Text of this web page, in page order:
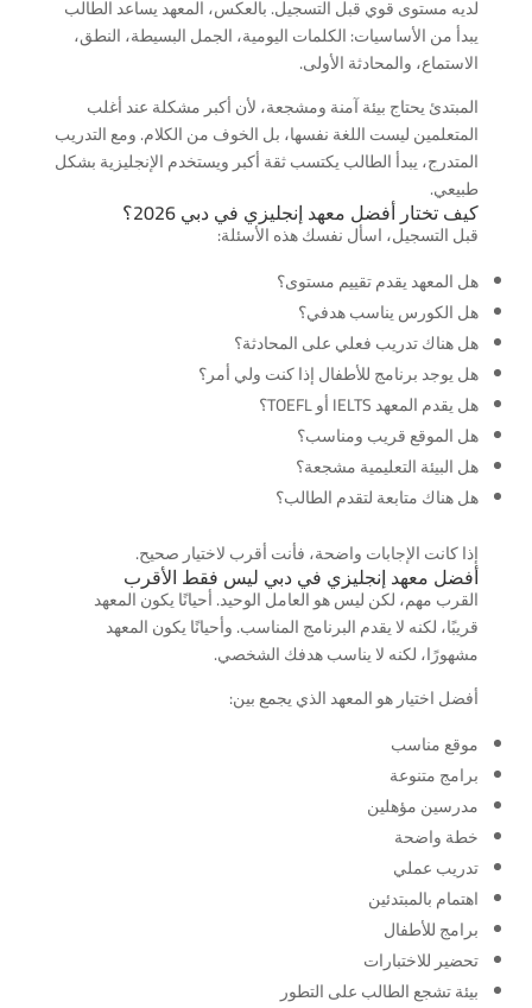
لديه مستوى قوي قبل التسجيل. بالعكس، المعهد يساعد الطالب
يبدأ من الأساسيات: الكلمات اليومية، الجمل البسيطة، النطق،
الاستماع، والمحادثة الأولى.
المبتدئ يحتاج بيئة آمنة ومشجعة، لأن أكبر مشكلة عند أغلب
المتعلمين ليست اللغة نفسها، بل الخوف من الكلام. ومع التدريب
المتدرج، يبدأ الطالب يكتسب ثقة أكبر ويستخدم الإنجليزية بشكل
طبيعي.
كيف تختار أفضل معهد إنجليزي في دبي 2026؟
قبل التسجيل، اسأل نفسك هذه الأسئلة:
هل المعهد يقدم تقييم مستوى؟
هل الكورس يناسب هدفي؟
هل هناك تدريب فعلي على المحادثة؟
هل يوجد برنامج للأطفال إذا كنت ولي أمر؟
هل يقدم المعهد IELTS أو TOEFL؟
هل الموقع قريب ومناسب؟
هل البيئة التعليمية مشجعة؟
هل هناك متابعة لتقدم الطالب؟
إذا كانت الإجابات واضحة، فأنت أقرب لاختيار صحيح.
أفضل معهد إنجليزي في دبي ليس فقط الأقرب
القرب مهم، لكن ليس هو العامل الوحيد. أحيانًا يكون المعهد
قريبًا، لكنه لا يقدم البرنامج المناسب. وأحيانًا يكون المعهد
مشهورًا، لكنه لا يناسب هدفك الشخصي.
أفضل اختيار هو المعهد الذي يجمع بين:
موقع مناسب
برامج متنوعة
مدرسين مؤهلين
خطة واضحة
تدريب عملي
اهتمام بالمبتدئين
برامج للأطفال
تحضير للاختبارات
بيئة تشجع الطالب على التطور